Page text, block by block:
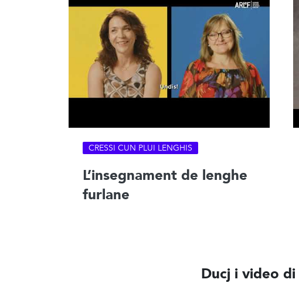
CRESSI CUN PLUI LENGHIS
L’insegnament de lenghe
furlane
Ducj i video di